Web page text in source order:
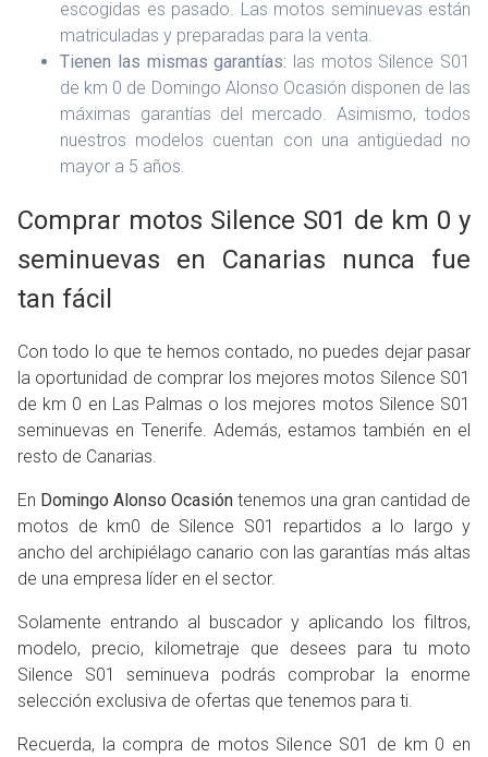
escogidas es pasado. Las motos seminuevas están
matriculadas y preparadas para la venta.
Tienen las mismas garantías: las motos Silence S01
de km 0 de Domingo Alonso Ocasión disponen de las
máximas garantías del mercado. Asimismo, todos
nuestros modelos cuentan con una antigüedad no
mayor a 5 años.
Comprar motos Silence S01 de km 0 y
seminuevas en Canarias nunca fue
tan fácil
Con todo lo que te hemos contado, no puedes dejar pasar
la oportunidad de comprar los mejores motos Silence S01
de km 0 en Las Palmas o los mejores motos Silence S01
seminuevas en Tenerife. Además, estamos también en el
resto de Canarias.
En Domingo Alonso Ocasión tenemos una gran cantidad de
motos de km0 de Silence S01 repartidos a lo largo y
ancho del archipiélago canario con las garantías más altas
de una empresa líder en el sector.
Solamente entrando al buscador y aplicando los filtros,
modelo, precio, kilometraje que desees para tu moto
Silence S01 seminueva podrás comprobar la enorme
selección exclusiva de ofertas que tenemos para ti.
Recuerda, la compra de motos Silence S01 de km 0 en